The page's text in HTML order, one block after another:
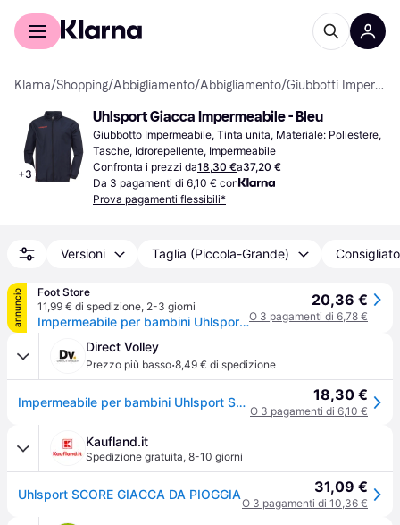
Per il tuo shopping
Klarna/Shopping/Abbigliamento/Abbigliamento/ Giubbotti Impermeabili
+3
Uhlsport Giacca Impermeabile - Bleu
Giubbotto Impermeabile, Tinta unita, Materiale: Poliestere,
Tasche, Idrorepellente, Impermeabile
Confronta i prezzi da18,30 €a37,20 €
Da 3 pagamenti di 6,10 € con
Prova pagamenti flessibili*
Versioni Taglia (Piccola-Grande) Consigliato
annuncio
Foot Store
11,99 € di spedizione, 2-3 giorni
Impermeabile per bambini Uhlsport Score
20,36 €
O 3 pagamenti di 6,78 €
Direct Volley
Prezzo più basso·8,49 € di spedizione
Impermeabile per bambini Uhlsport Score - Bleu 18,30 €
O 3 pagamenti di 6,10 €
Kaufland.it
Spedizione gratuita, 8-10 giorni
Uhlsport SCORE GIACCA DA PIOGGIA 31,09 €
O 3 pagamenti di 10,36 €